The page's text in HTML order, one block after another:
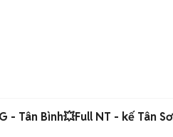
- Tân Bình💥Full NT - kế Tân